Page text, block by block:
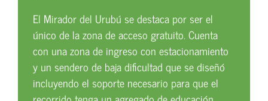
El Mirador del Urubú se destaca por ser el
único de la zona de acceso gratuito. Cuenta
con una zona de ingreso con estacionamiento
y un sendero de baja dificultad que se diseñó
incluyendo el soporte necesario para que el